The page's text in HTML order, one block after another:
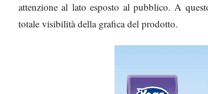
attenzione al lato esposto al pubblico. A
totale visibilità della grafica del prodotto.